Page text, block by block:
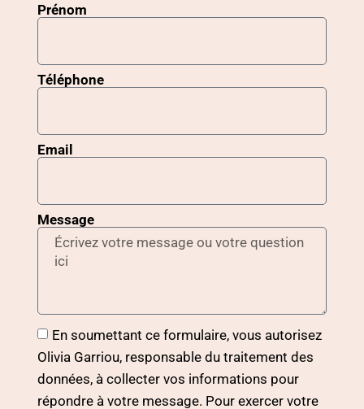
Prénom
Téléphone
Email
Message
En soumettant ce formulaire, vous autorisez
Olivia Garriou, responsable du traitement des
données, à collecter vos informations pour
répondre à votre message. Pour exercer votre